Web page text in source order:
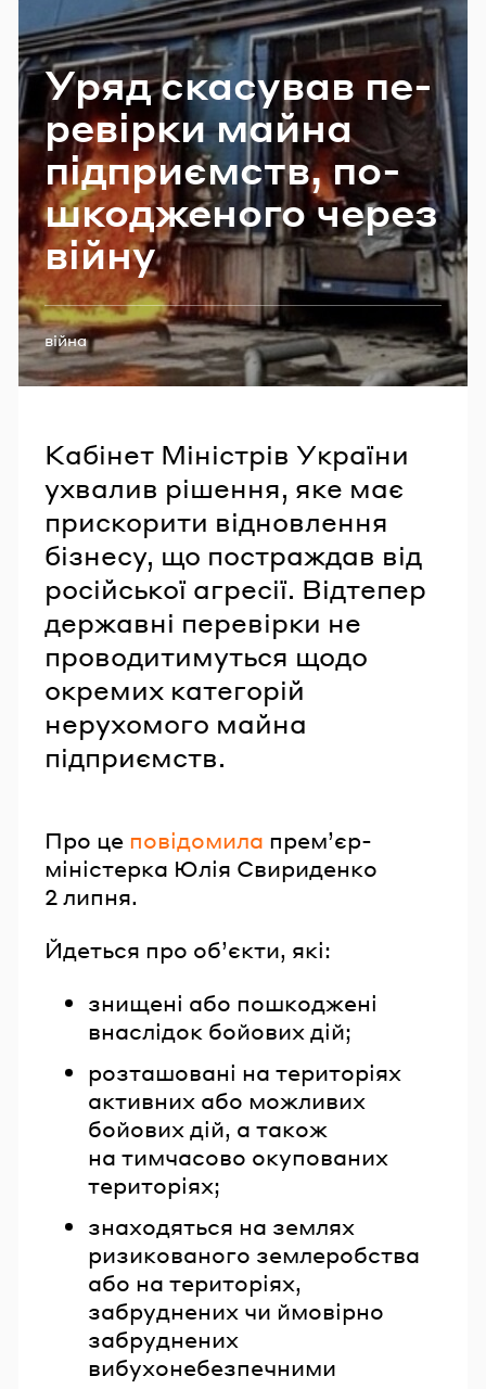
Уряд ска­су­вав пе­
ре­вір­ки майна
під­при­ємств, по­
шко­дже­но­го через
війну
Теги:
війна
Кабінет Міністрів України
ухвалив рішення, яке має
прискорити відновлення
бізнесу, що постраждав від
російської агресії. Відтепер
державні перевірки не
проводитимуться щодо
окремих категорій
нерухомого майна
підприємств.
Про це повідомила премʼєр-
міністерка Юлія Свириденко
2 липня.
Йдеться про об’єкти, які:
знищені або пошкоджені
внаслідок бойових дій;
розташовані на територіях
активних або можливих
бойових дій, а також
на тимчасово окупованих
територіях;
знаходяться на землях
ризикованого землеробства
або на територіях,
забруднених чи ймовірно
забруднених
вибухонебезпечними
Email
Пароль
Забули пароль?
УВІЙТИ